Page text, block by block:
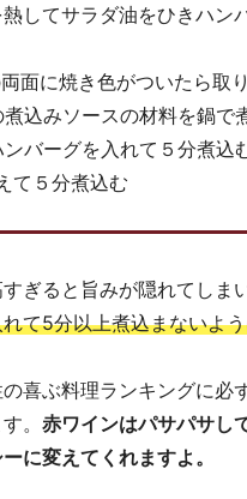
してサラダ油をひきハン
面に焼き色がついたら取
込みソースの材料を鍋で
バーグを入れて５分煮込
て５分煮込む
ぎると旨みが隠れてしま
て5分以上煮込まないよ
喜ぶ料理ランキングに必
。 赤ワインはパサパサし
に変えてくれますよ。